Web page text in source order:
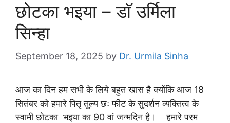
छोटका भइया – डाॅ उर्मिला
सिन्हा
September 18, 2025 by Dr. Urmila Sinha
आज का दिन हम सभी के लिये बहुत खास है क्योंकि आज 18
सितंबर को हमारे पितृ तुल्य छः फीट के सुदर्शन व्यक्तित्व के
स्वामी छोटका भइया का 90 वां जन्मदिन है। हमारे परम